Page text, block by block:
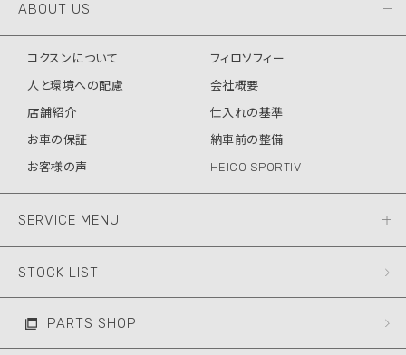
ABOUT US
コクスンについて
フィロソフィー
人と環境への配慮
会社概要
店舗紹介
仕入れの基準
お車の保証
納車前の整備
お客様の声
HEICO SPORTIV
SERVICE MENU
STOCK LIST
PARTS SHOP